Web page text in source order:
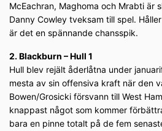
McEachran, Maghoma och Mrabti är
Danny Cowley tveksam till spel.
är det en spännande chansspik.
2. Blackburn – Hull 1
Hull blev rejält åderlåtna under
mesta av sin offensiva kraft när den
Bowen/Grosicki försvann till West
knappast något som kommer
bara en pinne totalt på de fem